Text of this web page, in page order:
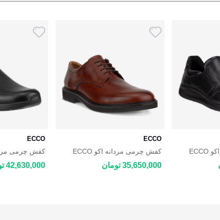
کفش چرمی مردانه اکو ECCO
ECCO
کفش چرمی مردانه اکو ECCO
Metropole London
35,650,000 تومان
ECCO
Irving
42,630,000 تومان